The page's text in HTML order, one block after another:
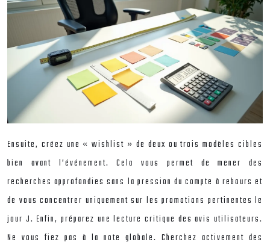
Ensuite, créez une « wishlist » de deux ou trois modèles cibles
bien avant l’événement. Cela vous permet de mener des
recherches approfondies sans la pression du compte à rebours et
de vous concentrer uniquement sur les promotions pertinentes le
jour J. Enfin, préparez une lecture critique des avis utilisateurs.
Ne vous fiez pas à la note globale. Cherchez activement des